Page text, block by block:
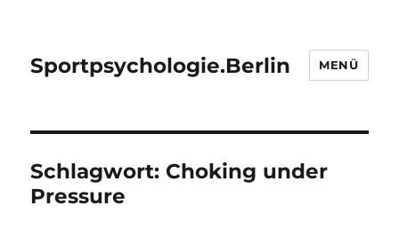
Sportpsychologie.Berlin MENÜ
Schlagwort: Choking under
Pressure